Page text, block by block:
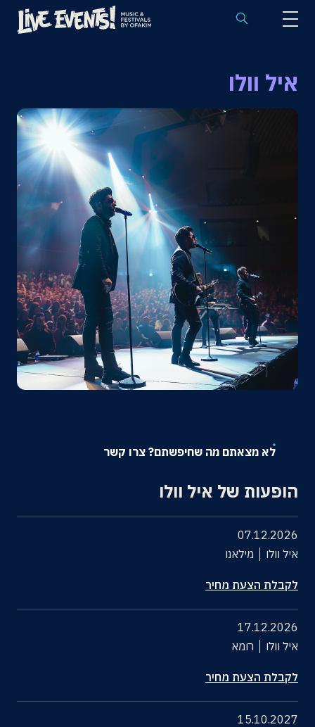
הופעות לפי אמנים
אירועי ספורט באירופה
בלוג
שאלות נפוצות
אודות
צרו קשר
איל וולו
לא מצאתם מה שחיפשתם? צרו קשר
הופעות של איל וולו
07.12.2026
איל וולו
מילאנו
לקבלת הצעת מחיר
17.12.2026
איל וולו
רומא
לקבלת הצעת מחיר
15.10.2027